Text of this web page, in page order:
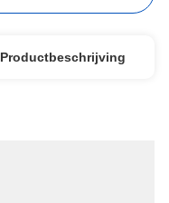
Productbeschrijving